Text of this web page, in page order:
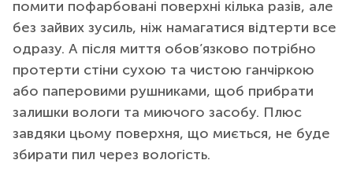
помити пофарбовані поверхні кілька разів, але
без зайвих зусиль, ніж намагатися відтерти все
одразу. А після миття обов’язково потрібно
протерти стіни сухою та чистою ганчіркою
або паперовими рушниками, щоб прибрати
залишки вологи та миючого засобу. Плюс
завдяки цьому поверхня, що миється, не буде
збирати пил через вологість.